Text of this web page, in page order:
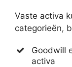
Vaste activa
categorieën,
Goodwill
activa